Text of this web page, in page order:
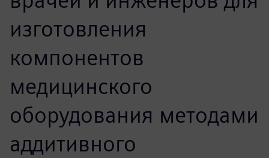
изготовления
компонентов
медицинского
оборудования методами
аддитивного